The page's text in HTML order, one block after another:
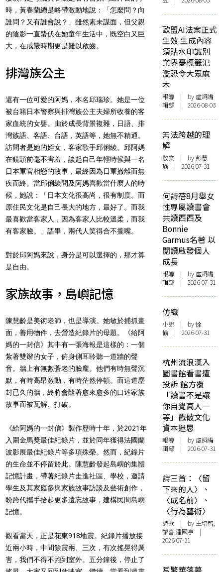
時，黃春蘭總是略帶激動地說：「怎麼問？向
誰問？又有誰會說？」雖然素未謀面，但父親
的陰影一直蟄伏在她童年生活中，既空白又巨
大，在戒嚴時期更是難以啟齒。
排灣族公主
還有一位可愛的阿媽，本名邱瑞珍。她是一位
被台籍日本警察與排灣族公主夫婦所收養的客
家血統的女嬰。由於成長背景複雜，日語、排
灣族語、客語、台語，英語等，她無不精通。
訪問者是她的姪女，客家歌手邱俐綾。邱阿媽
在鏡頭前毫不害羞，談起自己年輕時候與一名
日本軍官相戀的故事，最終因為日軍撤離而無
疾而終。當邱俐綾問及阿媽喜歡當什麼人的時
候，她說：「日本文化很高尚，很有制度。而
原住民文化是自己長大的地方，最好了。而我
最喜歡當客家人，因為客家人比較溫柔，而我
有客家臉。」語畢，兩代人笑得合不攏嘴。
對於邱阿媽來說，身分是可以選擇的，那才算
是自由。
家族故事，島嶼記憶
陳慧齡是美術老師，也是導演。她敏於捕抓畫
面，善用物件，去營造紀錄片的母題。《給阿
媽的一封信》其中有一張海報是這樣的：一個
紮著雙辮的女子，俯身側耳聆聽一道牆的聲
音。牆上有無數蒼老的臉龐。他們有時無聲沉
默，有時高昂激動，有時茫然停頓。而這道塵
封已久的牆，終將會隨著愈來愈多的口述家族
故事而被瓦解、打破。
《給阿媽的一封信》製作歷時十年，於2021年
入圍金馬獎最佳紀錄片，並於同年獲得法國蘭
波影展最佳紀錄片等多項殊榮。然而，紀錄片
的生命並不停留於此。陳慧齡發起島嶼的集體
記憶計畫，帶著紀錄片走進社區、學校，邀請
學生及其家庭參與家族故事訪談及藝術創作，
盼跨代攜手拾起更多遺忘故事，建構民間島嶼
記憶。
觀看當天，正是花東918地震。紀錄片播放接
近兩小時，中間餘震兩、三次，有次搖晃得厲
害，我們不得不跑到室外。五分鐘後，停止了
歐盟AI法案正式
生效 生成內容
須貼水印識別
業界憂標籤氾
濫恐令大眾麻
木
報導 | by 虛詞編
輯部 | 2026-08-03
無法跨越的理
解
散文 | by 彭慧
瑜 | 2026-07-31
何詩蓓8月舉女
性專屬讀書會
共讀西西及
Bonnie
Garmus名著 以
閱讀啟發個人
成長
報導 | by 虛詞編
輯部 | 2026-07-31
仿織
小說 | by 悇
愉 | 2026-07-31
杭州流浪漢入
圖書館看書遭
投訴 館方覆
「讀書不是讓
你自覺高人一
等」戳破文化
資本迷思
報導 | by 虛詞編
輯部 | 2026-07-31
詩三首：〈留
下來的人〉、
〈成名前〉、
〈行為藝術〉
詩歌 | by 王培智,
黎喜,潘國亨 |
2026-07-31